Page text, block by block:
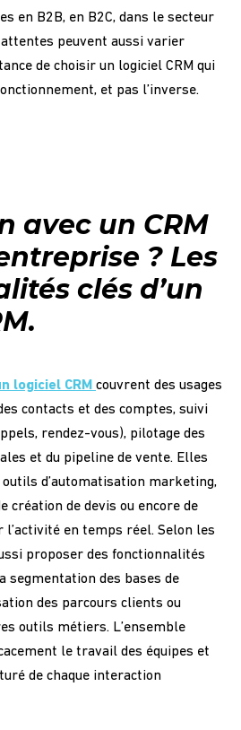
en B2B, en B2C, dans le secteur
peuvent aussi varier
de choisir un logiciel CRM qui
et pas l’inverse.
avec un CRM
? Les
clés d’un
logiciel CRM couvrent des usages
contacts et des comptes, suivi
rendez-vous), pilotage des
et du pipeline de vente. Elles
d’automatisation marketing,
création de devis ou encore de
en temps réel. Selon les
proposer des fonctionnalités
segmentation des bases de
des parcours clients ou
outils métiers. L’ensemble
le travail des équipes et
de chaque interaction